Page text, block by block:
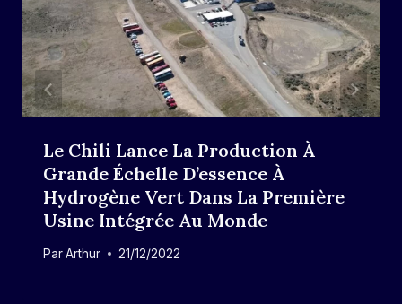
Le Chili Lance La Production À
Grande Échelle D’essence À
Hydrogène Vert Dans La Première
Usine Intégrée Au Monde
ParArthur 21/12/2022